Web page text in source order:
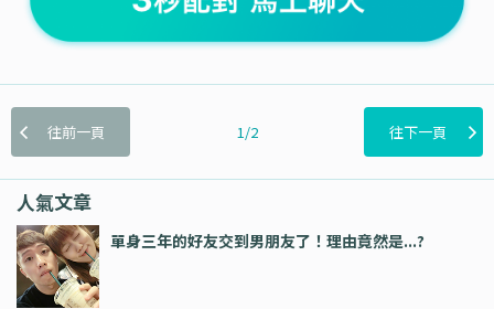
往前一頁 1/2 往下一頁
人氣文章
單身三年的好友交到男朋友了！理由竟然是...?